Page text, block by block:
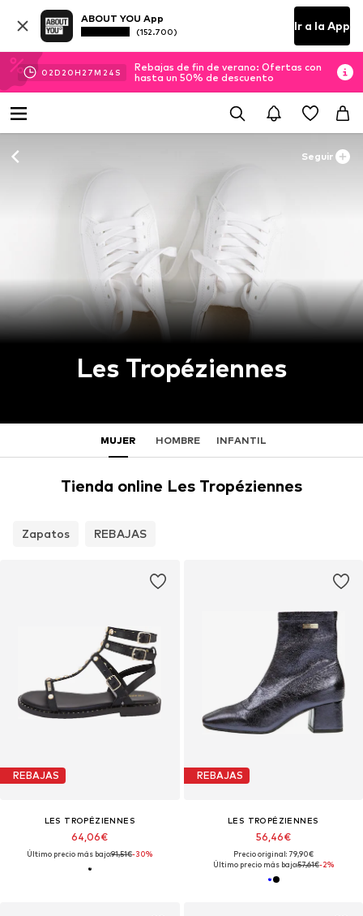
ABOUT YOU App
(152.700) Ir a la App
02D 20H 27M 23 S
Rebajas de fin de verano: Ofertas con
hasta un 50% de descuento
Seguir
Les Tropéziennes
MUJER HOMBRE INFANTIL
Tienda online Les Tropéziennes
Zapatos REBAJAS
REBAJAS
LES TROPÉZIENNES
64,06€
Último precio más bajo:91,51€-30%
REBAJAS
LES TROPÉZIENNES
56,46€
Precio original: 79,90€
Último precio más bajo:57,61€-2%